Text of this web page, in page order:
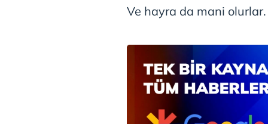
Ve hayra da mani olurlar.